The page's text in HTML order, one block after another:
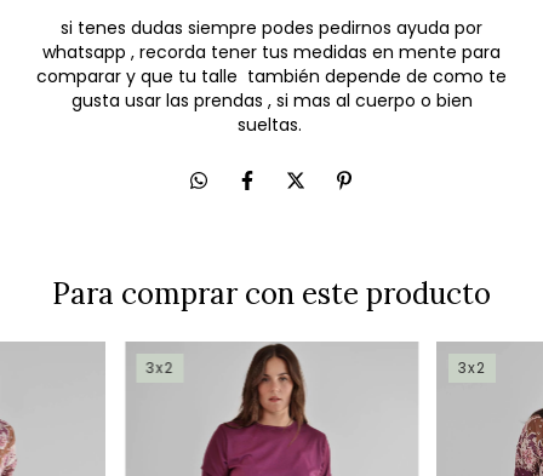
si tenes dudas siempre podes pedirnos ayuda por
whatsapp , recorda tener tus medidas en mente para
comparar y que tu talle también depende de como te
gusta usar las prendas , si mas al cuerpo o bien
sueltas.
Para comprar con este producto
3x2 3x2